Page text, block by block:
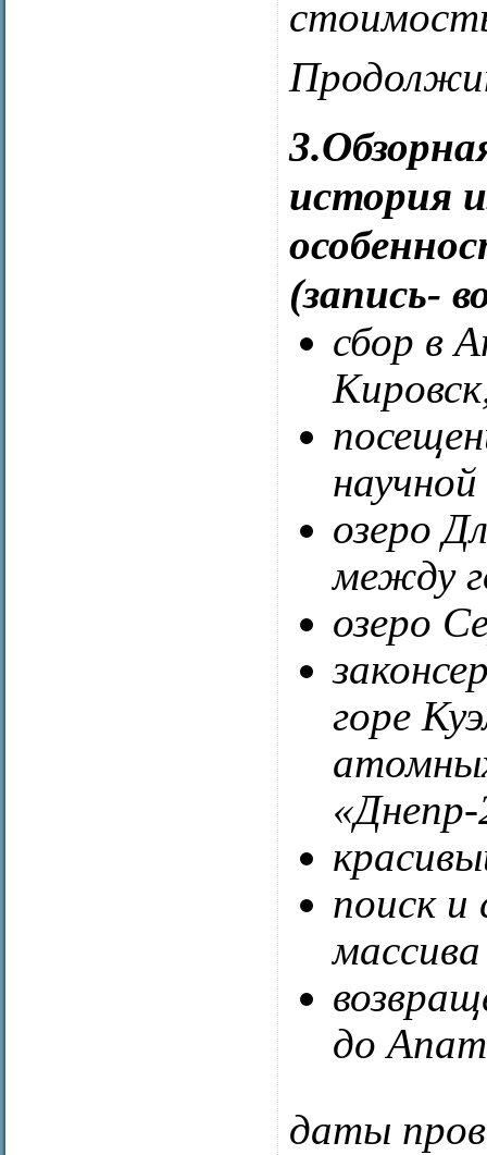
история
(запись-
сбор в
озеро
между
озеро
горе
поиск и
массива
до
даты